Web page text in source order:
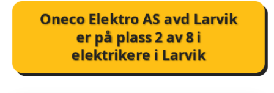
Oneco Elektro AS avd Larvik
er på plass2av8i
elektrikere i Larvik